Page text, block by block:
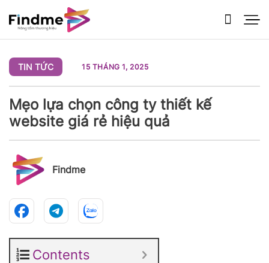
qua
nội
TIN TỨC 15 THÁNG 1, 2025
Mẹo lựa chọn công ty thiết kế
website giá rẻ hiệu quả
Findme
Contents